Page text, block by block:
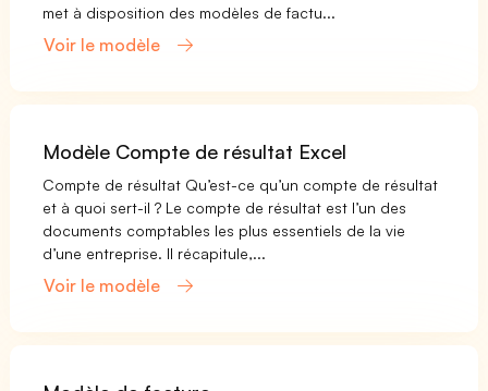
met à disposition des modèles de factu...
Voir le modèle
Modèle Compte de résultat Excel
Compte de résultat Qu’est-ce qu’un compte de résultat
et à quoi sert-il ? Le compte de résultat est l’un des
documents comptables les plus essentiels de la vie
d’une entreprise. Il récapitule,...
Voir le modèle